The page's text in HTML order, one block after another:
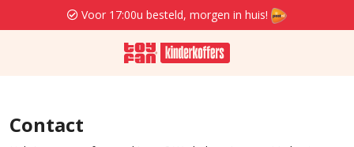
Voor 17:00u besteld, morgen in huis!
Contact